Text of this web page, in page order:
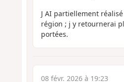
J AI partiellement
région ; j y retournerai
portées.
08 févr. 2026 à 19:23